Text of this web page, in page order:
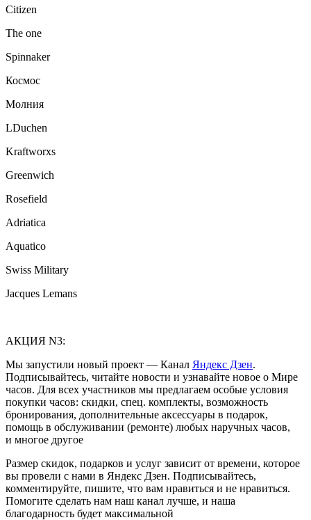
Citizen
The one
Spinnaker
Космос
Молния
LDuchen
Kraftworxs
Greenwich
Rosefield
Adriatica
Aquatico
Swiss Military
Jacques Lemans
АКЦИЯ N3:
Мы запустили новый проект — Канал Яндекс Дзен.
Подписывайтесь, читайте новости и узнавайте новое о Мире
часов. Для всех участников мы предлагаем особые условия
покупки часов: скидки, спец. комплекты, возможность
бронирования, дополнительные аксессуары в подарок,
помощь в обслуживании (ремонте) любых наручных часов,
и многое другое
Размер скидок, подарков и услуг зависит от времени, которое
вы провели с нами в Яндекс Дзен. Подписывайтесь,
комментируйте, пишите, что вам нравиться и не нравиться.
Помогите сделать нам наш канал лучше, и наша
благодарность будет максимальной